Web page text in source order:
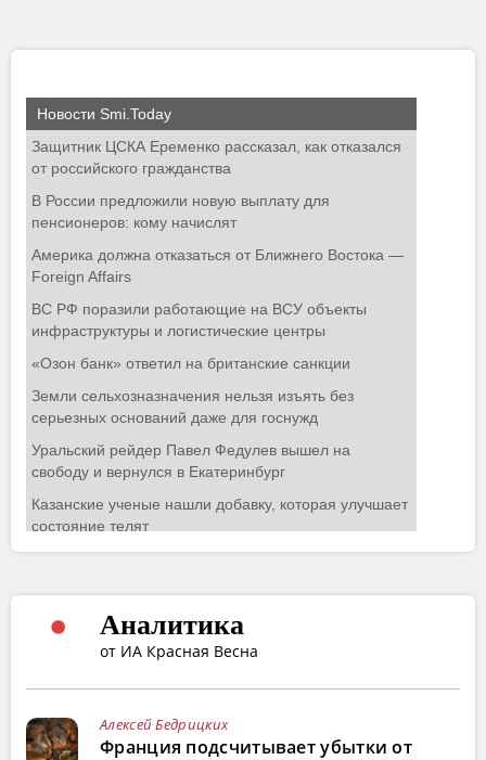
Аналитика
от ИА Красная Весна
Алексей Бедрицких
Франция подсчитывает убытки от